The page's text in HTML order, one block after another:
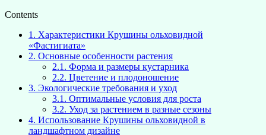
Contents
1. Характеристики Крушины ольховидной
«Фастигиата»
2. Основные особенности растения
2.1. Форма и размеры кустарника
2.2. Цветение и плодоношение
3. Экологические требования и уход
3.1. Оптимальные условия для роста
3.2. Уход за растением в разные сезоны
4. Использование Крушины ольховидной в
ландшафтном дизайне